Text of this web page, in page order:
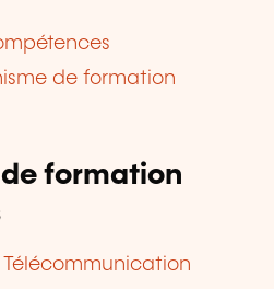
de formation
de formation
Télécommunication